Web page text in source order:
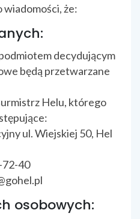
że:
decydującym
będą przetwarzane
Helu, którego
ul. Wiejskiej 50, Hel
40
osobowych: